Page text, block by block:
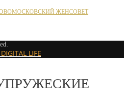
ЖЕНСОВЕТ
DIGITAL LIFE